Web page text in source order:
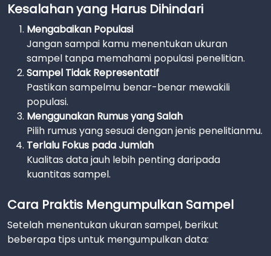
Kesalahan yang Harus Dihindari
Mengabaikan Populasi
Jangan sampai kamu menentukan ukuran
sampel tanpa memahami populasi penelitian.
Sampel Tidak Representatif
Pastikan sampelmu benar-benar mewakili
populasi.
Menggunakan Rumus yang Salah
Pilih rumus yang sesuai dengan jenis penelitianmu.
Terlalu Fokus pada Jumlah
Kualitas data jauh lebih penting daripada
kuantitas sampel.
Cara Praktis Mengumpulkan Sampel
Setelah menentukan ukuran sampel, berikut
beberapa tips untuk mengumpulkan data: